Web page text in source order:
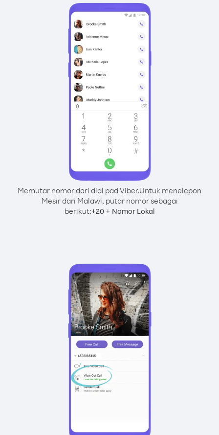
Memutar nomor dari dial pad Viber.Untuk menelepon
Mesir dari Malawi, putar nomor sebagai
berikut:+20+ Nomor Lokal